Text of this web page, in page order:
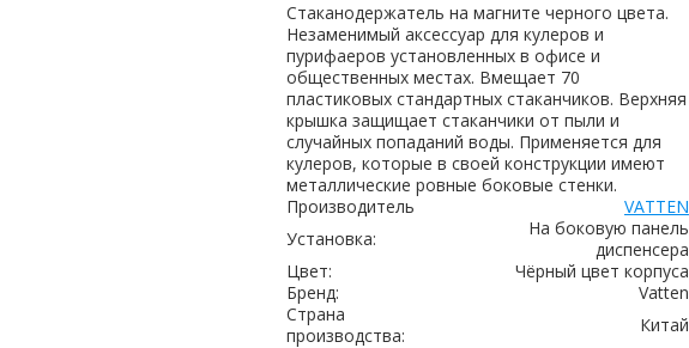
Стаканодержатель на магните черного цвета.
Незаменимый аксессуар для кулеров и
пурифаеров установленных в офисе и
общественных местах. Вмещает 70
пластиковых стандартных стаканчиков. Верхняя
крышка защищает стаканчики от пыли и
случайных попаданий воды. Применяется для
кулеров, которые в своей конструкции имеют
металлические ровные боковые стенки.
Производитель
VATTEN
Установка:
На боковую панель
диспенсера
Цвет:
Чёрный цвет корпуса
Бренд:
Vatten
Страна
производства:
Китай